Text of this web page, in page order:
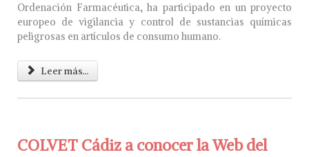
Ordenación Farmacéutica, ha participado en un proyecto
europeo de vigilancia y control de sustancias químicas
peligrosas en artículos de consumo humano.
Leer más...
COLVET Cádiz a conocer la Web del